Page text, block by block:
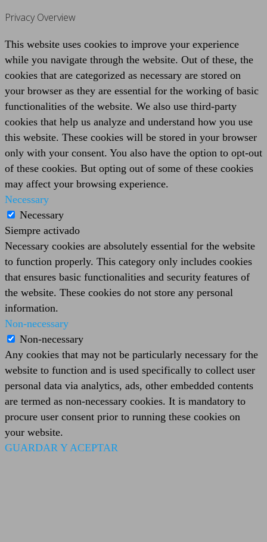
Privacy Overview
This website uses cookies to improve your experience
while you navigate through the website. Out of these, the
cookies that are categorized as necessary are stored on
your browser as they are essential for the working of basic
functionalities of the website. We also use third-party
cookies that help us analyze and understand how you use
this website. These cookies will be stored in your browser
only with your consent. You also have the option to opt-out
of these cookies. But opting out of some of these cookies
may affect your browsing experience.
Necessary
Necessary
Siempre activado
Necessary cookies are absolutely essential for the website
to function properly. This category only includes cookies
that ensures basic functionalities and security features of
the website. These cookies do not store any personal
information.
Non-necessary
Non-necessary
Any cookies that may not be particularly necessary for the
website to function and is used specifically to collect user
personal data via analytics, ads, other embedded contents
are termed as non-necessary cookies. It is mandatory to
procure user consent prior to running these cookies on
your website.
GUARDAR Y ACEPTAR